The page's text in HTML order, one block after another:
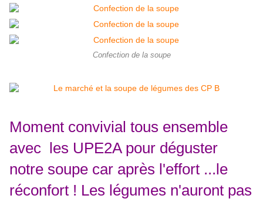
Confection de la soupe
Moment convivial tous ensemble
avec les UPE2A pour déguster
notre soupe car après l'effort ...le
réconfort ! Les légumes n'auront pas